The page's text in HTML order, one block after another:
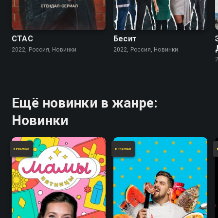
СТАС
2022, Россия, Новинки
Бесит
2022, Россия, Новинки
Ещё новинки в жанре:
Новинки